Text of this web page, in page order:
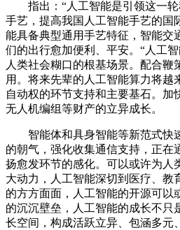
指出：“人工智能是引领这一轮
手艺，提高我国人工智能手艺的国
能具备典型通用手艺特征，智能交
们的出行愈加便利、平安。“人工
人类社会糊口的根基场景。配合鞭
用。将来先辈的人工智能算力将越
自动权的环节支持和主要基石。加
无人机编组等财产的立异成长。
智能体和具身智能等新范式快
的朝气，强化收集通信支持，正在
扬愈发环节的感化。可以或许为人
大动力，人工智能深切到医疗、教
的方方面面，人工智能的开源可以
的沉沉壁垒，人工智能的成长不只
长空间，构成活跃立异、包涵多元